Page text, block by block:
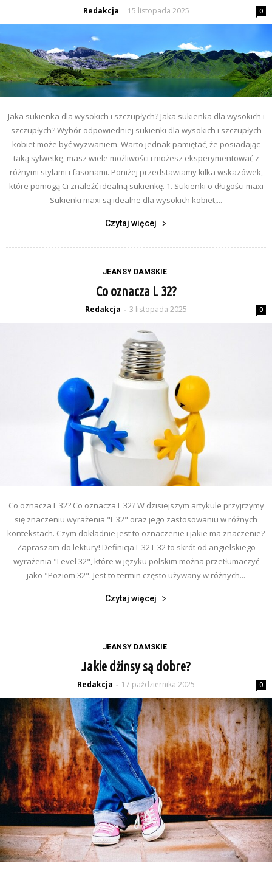
Redakcja - 15 listopada 2025 0
Jaka sukienka dla wysokich i szczupłych? Jaka sukienka dla wysokich i
szczupłych? Wybór odpowiedniej sukienki dla wysokich i szczupłych
kobiet może być wyzwaniem. Warto jednak pamiętać, że posiadając
taką sylwetkę, masz wiele możliwości i możesz eksperymentować z
różnymi stylami i fasonami. Poniżej przedstawiamy kilka wskazówek,
które pomogą Ci znaleźć idealną sukienkę. 1. Sukienki o długości maxi
Sukienki maxi są idealne dla wysokich kobiet,...
Czytaj więcej
JEANSY DAMSKIE
Co oznacza L 32?
Redakcja - 3 listopada 2025 0
Co oznacza L 32? Co oznacza L 32? W dzisiejszym artykule przyjrzymy
się znaczeniu wyrażenia "L 32" oraz jego zastosowaniu w różnych
kontekstach. Czym dokładnie jest to oznaczenie i jakie ma znaczenie?
Zapraszam do lektury! Definicja L 32 L 32 to skrót od angielskiego
wyrażenia "Level 32", które w języku polskim można przetłumaczyć
jako "Poziom 32". Jest to termin często używany w różnych...
Czytaj więcej
JEANSY DAMSKIE
Jakie dżinsy są dobre?
Redakcja - 17 października 2025 0